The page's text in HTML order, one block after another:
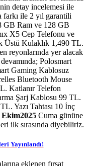
detay incelemesi ile
ile 2 yıl garantili
GB Ram ve 128 GB
X5 Cep Telefonu ve
Üstü Kulaklık 1,490 TL.
reyonlarında yer alacak
Polosmart
Gaming Kablosuz
Bluetooth Mouse
Katlanır Telefon
Şarj Kablosu 99 TL.
Yazı Tahtası 10 İnç
Ekim2025 Cuma gününe
ilk sırasında diyebiliriz.
Yayınlandı!
eklenen fırsat